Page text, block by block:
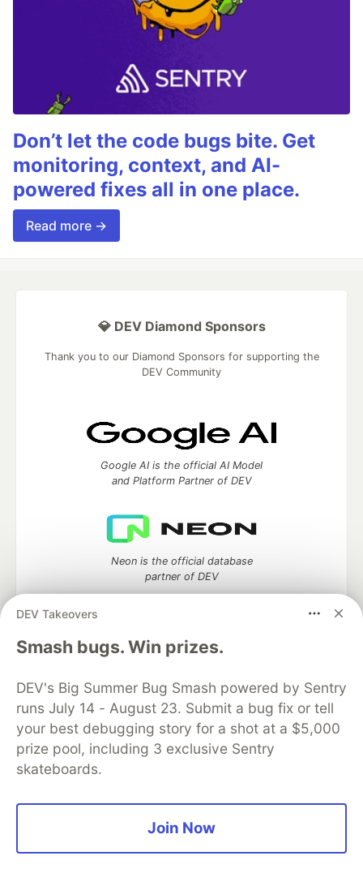
Don’t let the code bugs bite. Get
monitoring, context, and AI-
powered fixes all in one place.
Read more →
DEV Takeovers
Smash bugs. Win prizes.
DEV's Big Summer Bug Smash powered by Sentry
runs July 14 - August 23. Submit a bug fix or tell
your best debugging story for a shot at a $5,000
prize pool, including 3 exclusive Sentry
skateboards.
Join Now
💎 DEV Diamond Sponsors
Thank you to our Diamond Sponsors for supporting the
DEV Community
Google AI is the official AI Model
and Platform Partner of DEV
Neon is the official database
partner of DEV
Algolia is the official search partner
DEV Community— A space to discuss and keep up software
development and manage your software career
Free Postgres Database
DEV Shop
Code of Conduct
Privacy Policy
Terms of Use